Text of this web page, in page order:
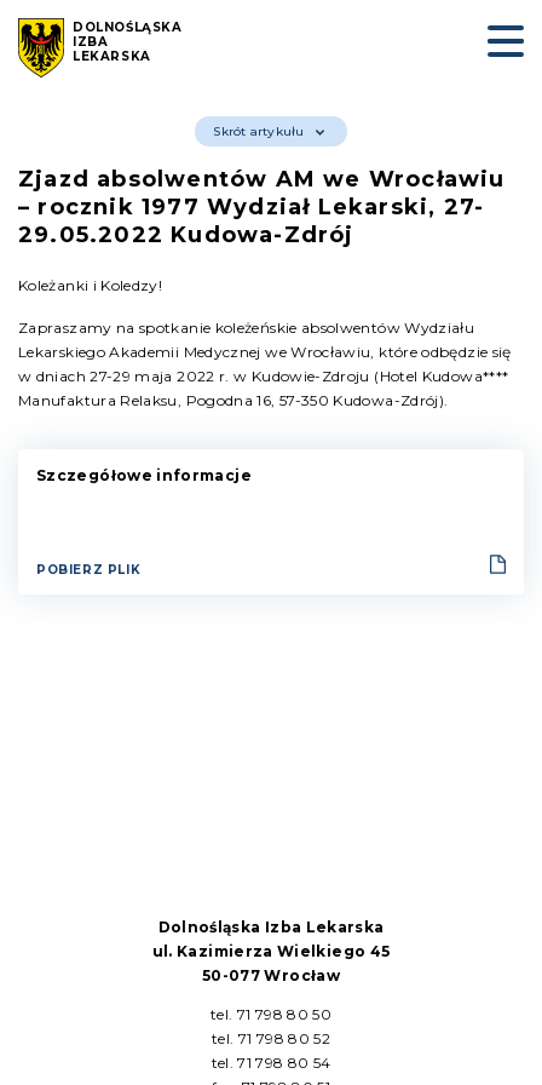
DOLNOŚLĄSKA
IZBA
LEKARSKA
Skrót artykułu
Zjazd absolwentów AM we Wrocławiu
– rocznik 1977 Wydział Lekarski, 27-
29.05.2022 Kudowa-Zdrój
Koleżanki i Koledzy!
Zapraszamy na spotkanie koleżeńskie absolwentów Wydziału
Lekarskiego Akademii Medycznej we Wrocławiu, które odbędzie się
w dniach 27-29 maja 2022 r. w Kudowie-Zdroju (Hotel Kudowa****
Manufaktura Relaksu, Pogodna 16, 57-350 Kudowa-Zdrój).
Szczegółowe informacje
POBIERZ PLIK
Dolnośląska Izba Lekarska
ul. Kazimierza Wielkiego 45
50-077 Wrocław
tel. 71 798 80 50
tel. 71 798 80 52
tel. 71 798 80 54